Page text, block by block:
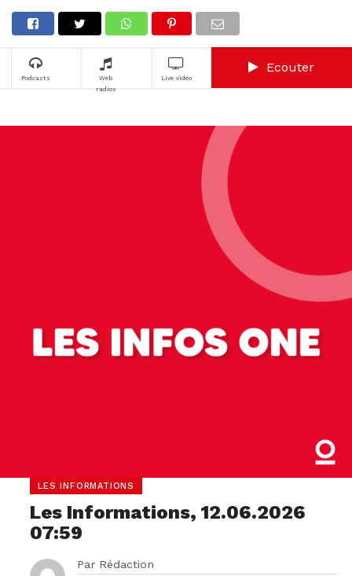
Podcasts
Web
radios
Live vidéo
Ecouter
LES INFORMATIONS
Les Informations, 12.06.2026
07:59
Par Rédaction